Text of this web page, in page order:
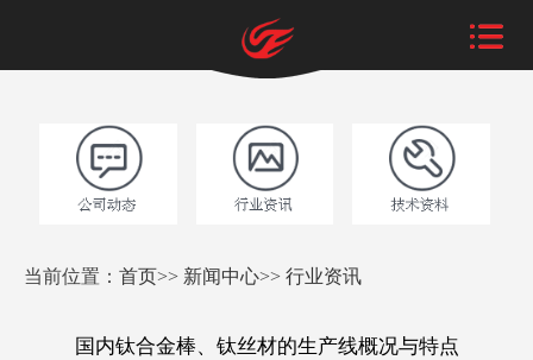
当前位置： 首页>> 新闻中心>> 行业资讯
国内钛合金棒、钛丝材的生产线概况与特点